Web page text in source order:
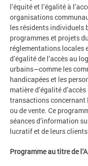
l’équité et l’égalité à
organisations
les résidents individuels
programmes et projets
réglementations locales
d’égalité de l’accès au
urbains—comme les
handicapées et les
matière d’égalité
transactions concernant
ou de vente. Ce
séances d’information
lucratif et de leurs
Programme au titre de